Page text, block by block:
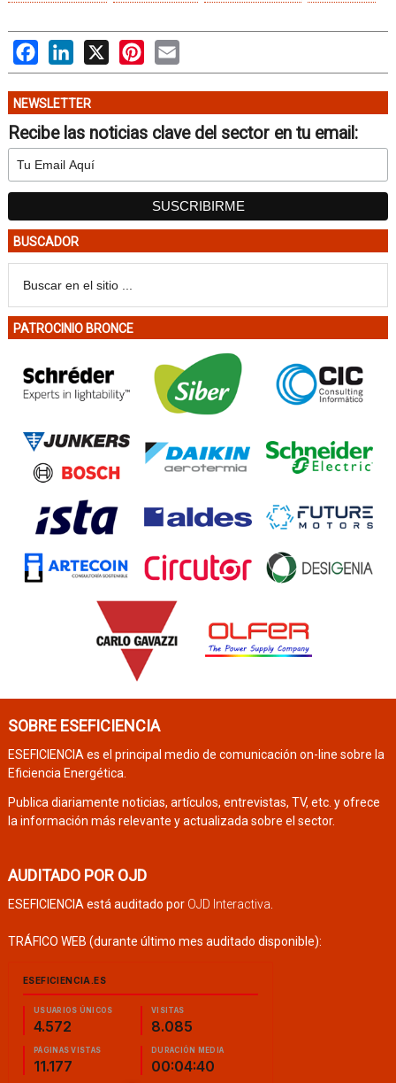
FacebookLinkedIn Pinterest
NEWSLETTER
Recibe las noticias clave del sector en tu email:
BUSCADOR
PATROCINIO BRONCE
SOBRE ESEFICIENCIA
ESEFICIENCIA es el principal medio de comunicación on-line sobre la
Eficiencia Energética.
Publica diariamente noticias, artículos, entrevistas, TV, etc. y ofrece
la información más relevante y actualizada sobre el sector.
AUDITADO POR OJD
ESEFICIENCIA está auditado por OJD Interactiva.
TRÁFICO WEB (durante último mes auditado disponible):